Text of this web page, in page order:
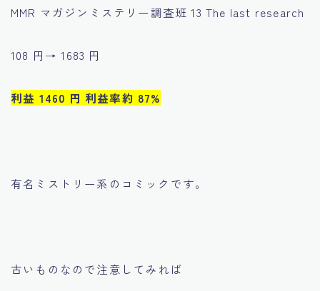
MMR マガジンミステリー調査班 13 The last research
108 円→ 1683 円
利益 1460 円 利益率約 87%
有名ミストリー系のコミックです。
古いものなので注意してみれば